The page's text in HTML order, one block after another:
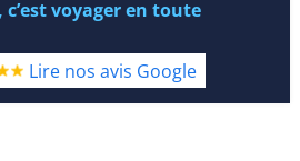
voyager en toute
Lire nos avis Google